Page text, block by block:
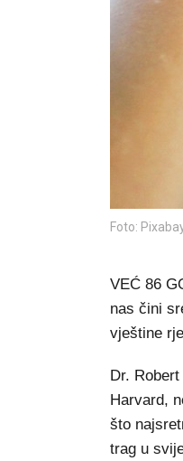
Foto:
VEĆ 86
nas čini
vještine
Dr.
Harvard,
što
trag u